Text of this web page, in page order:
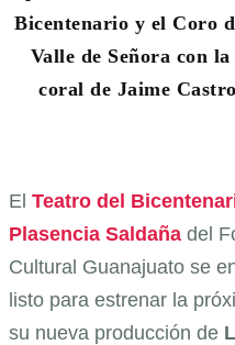
Bicentenario y el Coro
Valle de Señora con
coral de Jaime
El Teatro del
Plasencia Saldaña del
Cultural Guanajuato se
listo para estrenar la
su nueva producción de